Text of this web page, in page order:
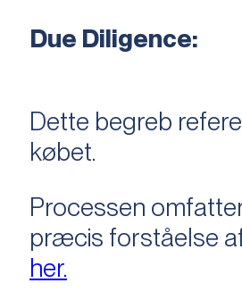
Due Diligence:
Dette begreb
købet.
Processen
præcis forståelse
her.